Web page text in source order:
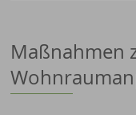
Maßnahmen